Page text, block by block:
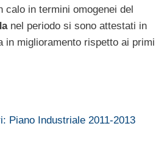
calo in termini omogenei del
nel periodo si sono attestati in
in miglioramento rispetto ai primi
Piano Industriale 2011-2013